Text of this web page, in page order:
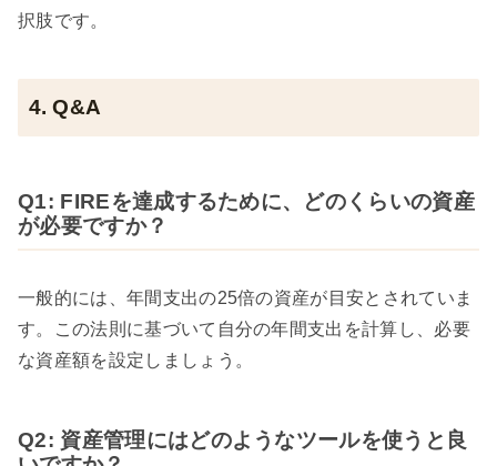
択肢です。
4. Q&A
Q1: FIREを達成するために、どのくらいの資産
が必要ですか？
一般的には、年間支出の25倍の資産が目安とされていま
す。この法則に基づいて自分の年間支出を計算し、必要
な資産額を設定しましょう。
Q2: 資産管理にはどのようなツールを使うと良